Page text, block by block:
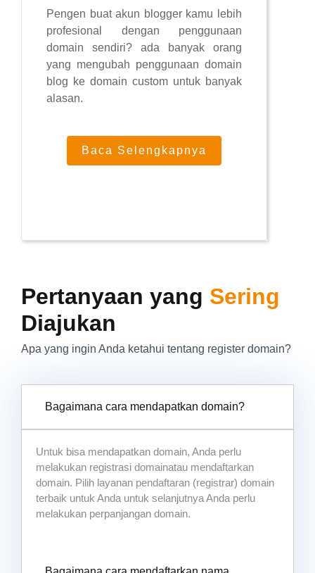
Pengen buat akun blogger kamu lebih
profesional dengan penggunaan
domain sendiri? ada banyak orang
yang mengubah penggunaan domain
blog ke domain custom untuk banyak
alasan.
Baca Selengkapnya
Pertanyaan yang Sering
Diajukan
Apa yang ingin Anda ketahui tentang register domain?
Bagaimana cara mendapatkan domain?
Untuk bisa mendapatkan domain, Anda perlu
melakukan registrasi domainatau mendaftarkan
domain. Pilih layanan pendaftaran (registrar) domain
terbaik untuk Anda untuk selanjutnya Anda perlu
melakukan perpanjangan domain.